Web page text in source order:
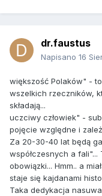
dr.faustus
Napisano 16
większość Polaków" -
wszelkich rzeczników,
składają...
uczciwy człowiek" -
pojęcie względne i
Za 20-30-40 lat będą
współczesnych a
obowiązki... Hmm.. a
staje się kajdanami
Taka dedykacja